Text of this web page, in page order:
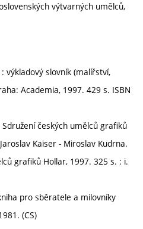
výtvarných umělců,
výkladový slovník (malířství,
Academia, 1997. 429 s. ISBN
českých umělců grafiků
Kaiser - Miroslav Kudrna.
grafiků Hollar, 1997. 325 s. : i.
pro sběratele a milovníky
(CS)